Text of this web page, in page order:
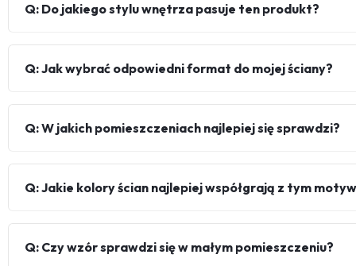
Q: Do jakiego stylu wnętrza pasuje ten produkt?
Q: Jak wybrać odpowiedni format do mojej ściany?
Q: W jakich pomieszczeniach najlepiej się sprawdzi?
Q: Jakie kolory ścian najlepiej współgrają z tym
Q: Czy wzór sprawdzi się w małym pomieszczeniu?